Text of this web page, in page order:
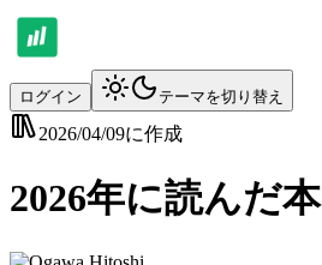
ログイン テーマを切り替え
2026/04/09に作成
2026年に読んだ本